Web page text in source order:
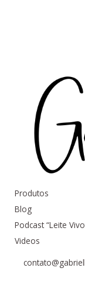
Produtos
Blog
Podcast “Leite
Videos